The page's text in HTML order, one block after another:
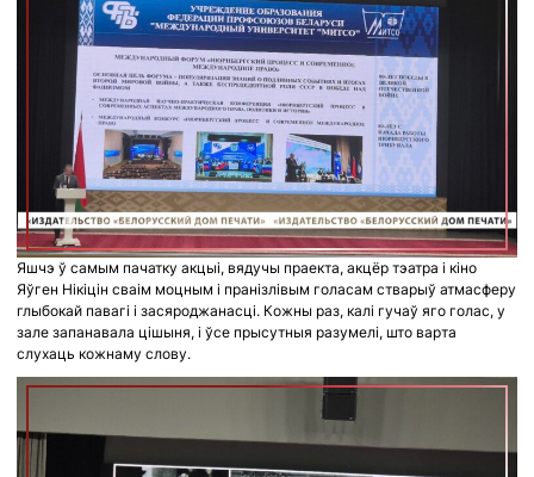
Яшчэ ў самым пачатку акцыі, вядучы праекта, акцёр тэатра і кіно
Яўген Нікіцін сваім моцным і пранізлівым голасам стварыў атмасферу
глыбокай павагі і засяроджанасці. Кожны раз, калі гучаў яго голас, у
зале запанавала цішыня, і ўсе прысутныя разумелі, што варта
слухаць кожнаму слову.